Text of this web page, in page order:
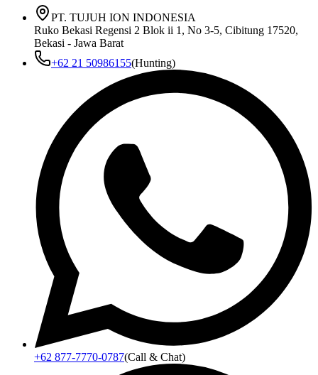
PT. TUJUH ION INDONESIA
Ruko Bekasi Regensi 2 Blok ii 1, No 3-5, Cibitung 17520,
Bekasi - Jawa Barat
+62 21 50986155(Hunting)
+62 877-7770-0787(Call & Chat)